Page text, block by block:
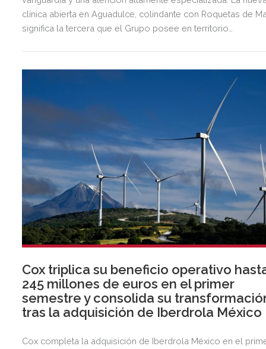
clínica abierta en Aguadulce, colindante con Roquetas de
significa la tercera que el Grupo posee en territorio
Cox triplica su beneficio operativo
245 millones de euros en el primer
semestre y consolida su
tras la adquisición de Iberdrola México
Cox completa la adquisición de Iberdrola México en el